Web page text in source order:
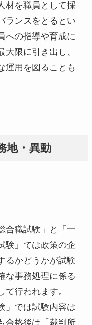
材を職員として採
ランスをとるとい
への指導や育成に
限に引き出し、
運用を図ることも
地・異動
合職試験」と「一
験」では政策の企
るかどうかが試験
な事務処理に係る
行われます。
」では試験内容は
合格後は「裁判所